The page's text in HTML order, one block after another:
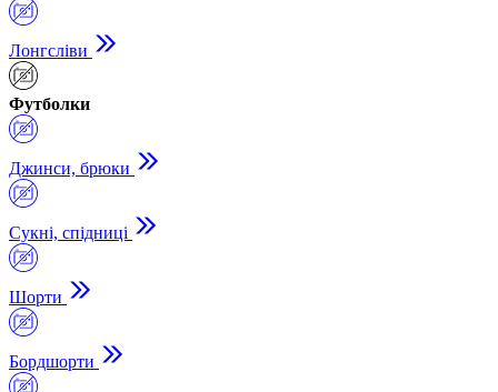
Лонгсліви
Футболки
Джинси, брюки
Сукні, спідниці
Шорти
Бордшорти